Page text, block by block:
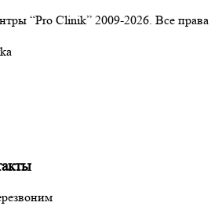
“Pro Clinik” 2009-2026. Все права